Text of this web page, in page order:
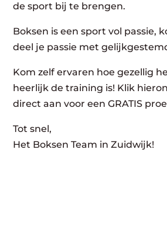
de sport bij te brengen.
Boksen is een sport vol passie,
deel je passie met
Kom zelf ervaren hoe gezellig
heerlijk de training is! Klik
direct aan voor een GRATIS
Tot snel,
Het Boksen Team in Zuidwijk!